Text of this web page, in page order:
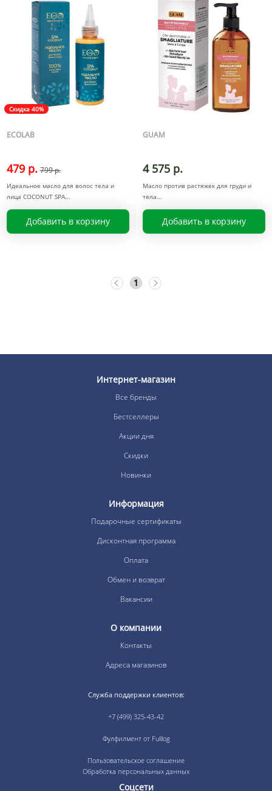
Скидка 40%
ECOLAB
479 р. 799 р.
Идеальное масло для волос тела и
лица COCONUT SPA
Добавить в корзину
GUAM
4 575 р.
Масло против растяжек для груди и
тела
Добавить в корзину
1
Интернет-магазин
Все бренды
Бестселлеры
Акции дня
Скидки
Новинки
Информация
Подарочные сертификаты
Дисконтная программа
Оплата
Обмен и возврат
Вакансии
О компании
Контакты
Адреса магазинов
Служба поддержки клиентов:
+7 (499) 325-43-42
Фулфилмент от Fulllog
Пользовательское соглашение
Обработка персональных данных
Соцсети